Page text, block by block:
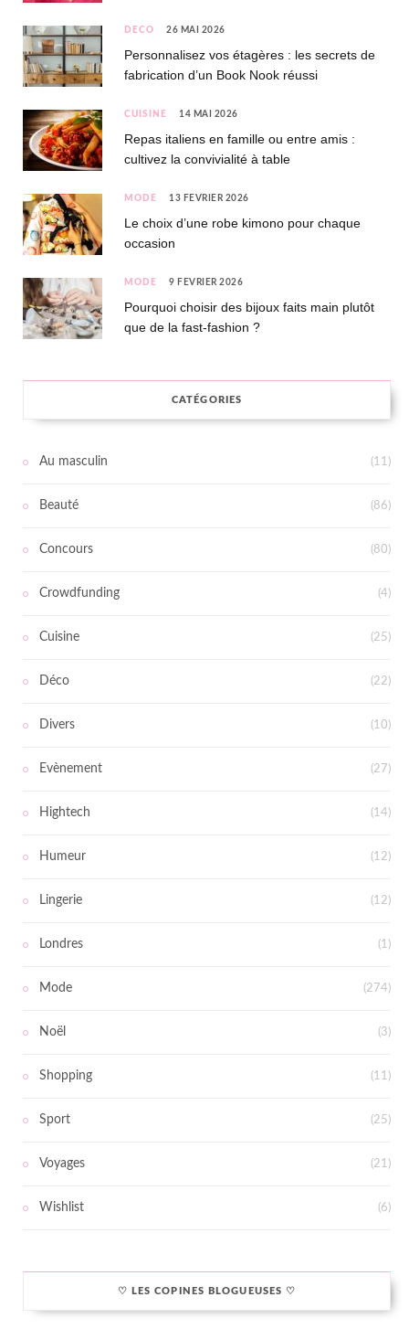
DÉCO 26 MAI 2026
Personnalisez vos étagères : les secrets de
fabrication d’un Book Nook réussi
CUISINE 14 MAI 2026
Repas italiens en famille ou entre amis :
cultivez la convivialité à table
MODE 13 FÉVRIER 2026
Le choix d’une robe kimono pour chaque
occasion
MODE 9 FÉVRIER 2026
Pourquoi choisir des bijoux faits main plutôt
que de la fast-fashion ?
CATÉGORIES
Au masculin (11)
Beauté (86)
Concours (80)
Crowdfunding (4)
Cuisine (25)
Déco (22)
Divers (10)
Evènement (27)
Hightech (14)
Humeur (12)
Lingerie (12)
Londres (1)
Mode (274)
Noël (3)
Shopping (11)
Sport (25)
Voyages (21)
Wishlist (6)
♡ LES COPINES BLOGUEUSES ♡